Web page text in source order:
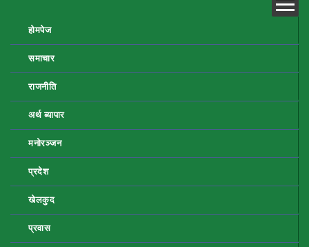
होमपेज
समाचार
राजनीति
अर्थ ब्यापार
मनोरञ्जन
प्रदेश
खेलकुद
प्रवास